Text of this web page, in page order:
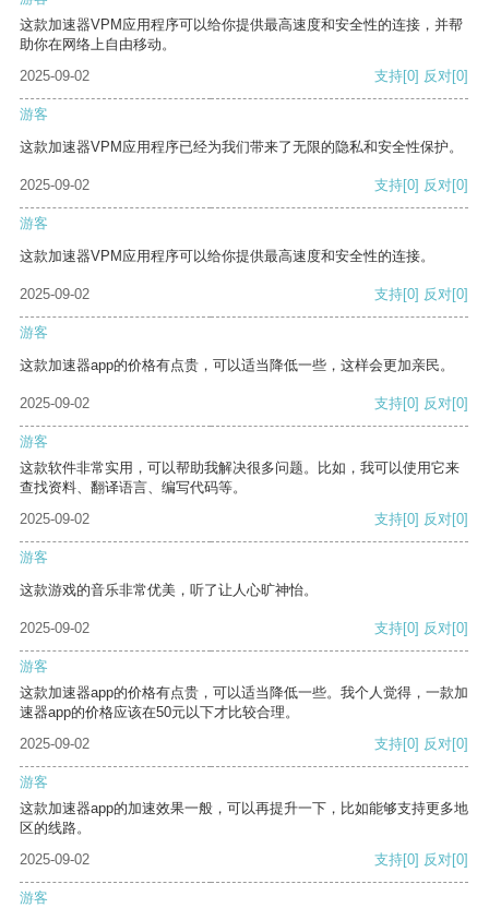
这款加速器VPM应用程序可以给你提供最高速度和安全性的连接，并帮
助你在网络上自由移动。
2025-09-02
支持[0] 反对[0]
游客
这款加速器VPM应用程序已经为我们带来了无限的隐私和安全性保护。
2025-09-02 支持[0] 反对[0]
游客
这款加速器VPM应用程序可以给你提供最高速度和安全性的连接。
2025-09-02 支持[0] 反对[0]
游客
这款加速器app的价格有点贵，可以适当降低一些，这样会更加亲民。
2025-09-02 支持[0] 反对[0]
游客
这款软件非常实用，可以帮助我解决很多问题。比如，我可以使用它来
查找资料、翻译语言、编写代码等。
2025-09-02
支持[0] 反对[0]
游客
这款游戏的音乐非常优美，听了让人心旷神怡。
2025-09-02 支持[0] 反对[0]
游客
这款加速器app的价格有点贵，可以适当降低一些。我个人觉得，一款加
速器app的价格应该在50元以下才比较合理。
2025-09-02
支持[0] 反对[0]
游客
这款加速器app的加速效果一般，可以再提升一下，比如能够支持更多地
区的线路。
2025-09-02
支持[0] 反对[0]
游客